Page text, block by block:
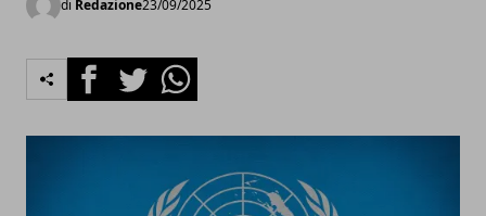
di Redazione23/09/2025
FacebookTwitterWhatsapp